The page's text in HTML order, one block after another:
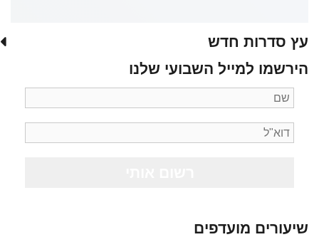
עץ סדרות חדש
הירשמו למייל השבועי שלנו
שיעורים מועדפים